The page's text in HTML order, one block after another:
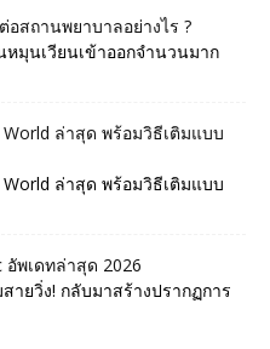
สถานพยาบาลอย่างไร ?
มุนเวียนเข้าออกจำนวนมาก
ล่าสุด พร้อมวิธีเติมแบบ
ล่าสุด พร้อมวิธีเติมแบบ
อัพเดทล่าสุด 2026
ยวิ่ง! กลับมาสร้างปรากฏการ